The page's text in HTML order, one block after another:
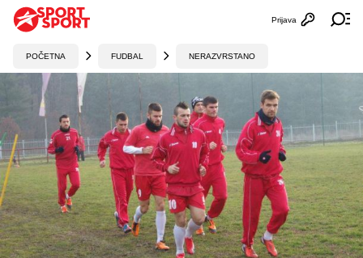
Otvori
Prijava
POČETNA FUDBAL NERAZVRSTANO